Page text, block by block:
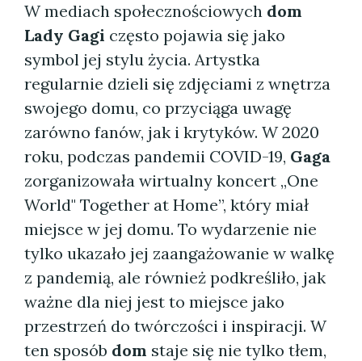
W mediach społecznościowych dom
Lady Gagi często pojawia się jako
symbol jej stylu życia. Artystka
regularnie dzieli się zdjęciami z wnętrza
swojego domu, co przyciąga uwagę
zarówno fanów, jak i krytyków. W 2020
roku, podczas pandemii COVID-19, Gaga
zorganizowała wirtualny koncert „One
World" Together at Home”, który miał
miejsce w jej domu. To wydarzenie nie
tylko ukazało jej zaangażowanie w walkę
z pandemią, ale również podkreśliło, jak
ważne dla niej jest to miejsce jako
przestrzeń do twórczości i inspiracji. W
ten sposób dom staje się nie tylko tłem,